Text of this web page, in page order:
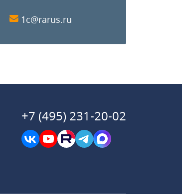
1c@rarus.ru
+7 (495) 231-20-02